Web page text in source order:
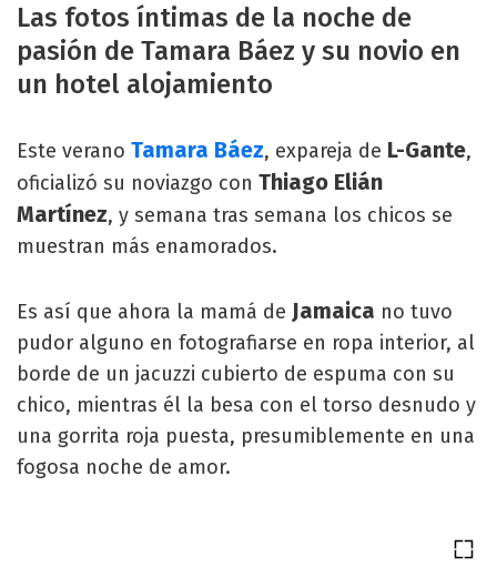
Las fotos íntimas de la noche de
pasión de Tamara Báez y su novio en
un hotel alojamiento
Este verano Tamara Báez, expareja de L-Gante,
oficializó su noviazgo con Thiago Elián
Martínez, y semana tras semana los chicos se
muestran más enamorados.
Es así que ahora la mamá de Jamaica no tuvo
pudor alguno en fotografiarse en ropa interior, al
borde de un jacuzzi cubierto de espuma con su
chico, mientras él la besa con el torso desnudo y
una gorrita roja puesta, presumiblemente en una
fogosa noche de amor.